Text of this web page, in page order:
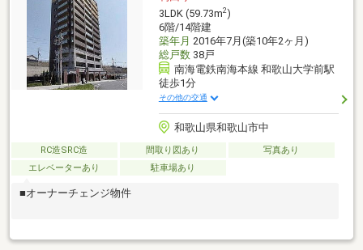
3LDK (59.73m2)
6階/14階建
築年月 2016年7月(築10年2ヶ月)
総戸数38戸
南海電鉄南海本線 和歌山大学前駅
徒歩1分
その他の交通
和歌山県和歌山市中
RC造SRC造 間取り図あり
写真あり
エレベーターあり
駐車場あり
■オーナーチェンジ物件